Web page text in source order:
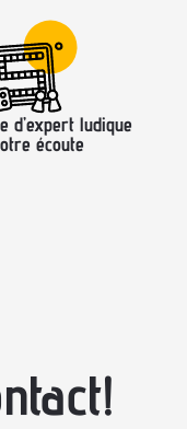
d’expert ludique
écoute